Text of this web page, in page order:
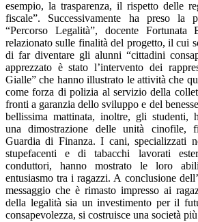
esempio, la trasparenza, il rispetto delle
fiscale”. Successivamente ha preso la
“Percorso Legalità”, docente Fortunata
relazionato sulle finalità del progetto, il cui
di far diventare gli alunni “cittadini
apprezzato è stato l’intervento dei
Gialle” che hanno illustrato le attività che
come forza di polizia al servizio della
fronti a garanzia dello sviluppo e del
bellissima mattinata, inoltre, gli studenti,
una dimostrazione delle unità cinofile,
Guardia di Finanza. I cani, specializzati
stupefacenti e di tabacchi lavorati
conduttori, hanno mostrato le loro
entusiasmo tra i ragazzi. A conclusione
messaggio che è rimasto impresso ai
della legalità sia un investimento per il
consapevolezza, si costruisce una società